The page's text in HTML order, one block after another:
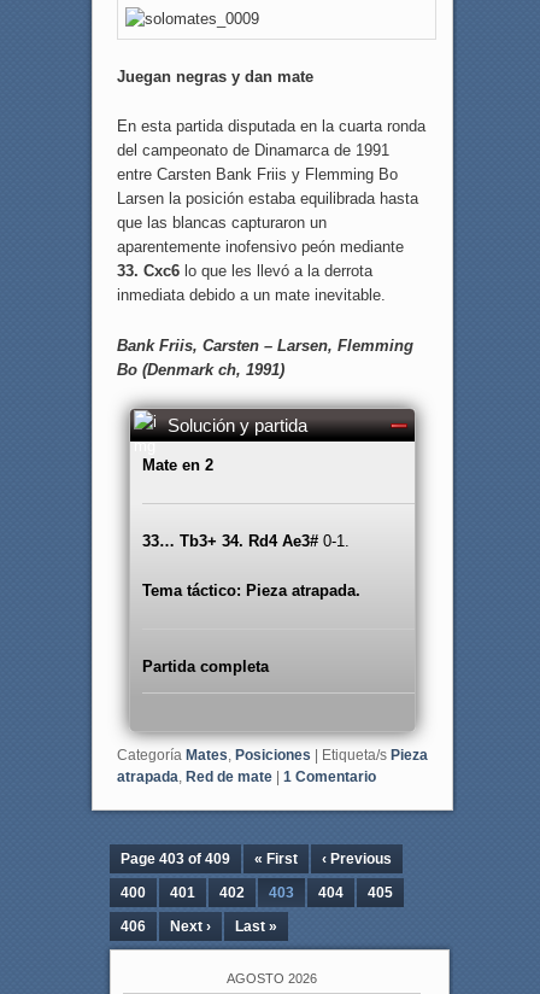
Juegan negras y dan mate
En esta partida disputada en la cuarta ronda
del campeonato de Dinamarca de 1991
entre Carsten Bank Friis y Flemming Bo
Larsen la posición estaba equilibrada hasta
que las blancas capturaron un
aparentemente inofensivo peón mediante
33. Cxc6lo que les llevó a la derrota
inmediata debido a un mate inevitable.
Bank Friis, Carsten – Larsen, Flemming
Bo (Denmark ch, 1991)
Solución y partida
Mate en 2
33… Tb3+ 34. Rd4 Ae3#0-1.
Tema táctico: Pieza atrapada.
Partida completa
Categoría Mates, Posiciones Etiqueta/s Pieza
atrapada, Red de mate 1Comentario
Page 403 of 409 « First
‹ Previous
400
401 402 403 404
405
406
Next › Last »
AGOSTO 2026